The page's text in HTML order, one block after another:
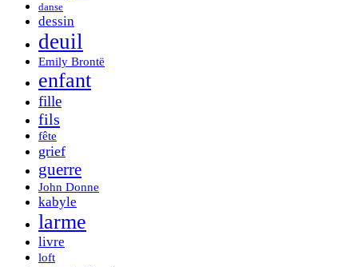
danse
dessin
deuil
Emily Brontë
enfant
fille
fils
fête
grief
guerre
John Donne
kabyle
larme
livre
loft